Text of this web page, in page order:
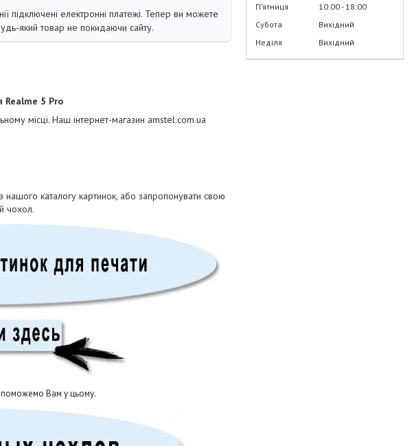
підключені електронні платежі. Тепер ви можете
який товар не покидаючи сайту.
Realme 5 Pro
місці. Наш інтернет-магазин amstel.com.ua
каталогу картинок, або запропонувати свою
чохол.
Вам у цьому.
Пʼятниця
10:00 18:00
Субота
Вихідний
Неділя
Вихідний